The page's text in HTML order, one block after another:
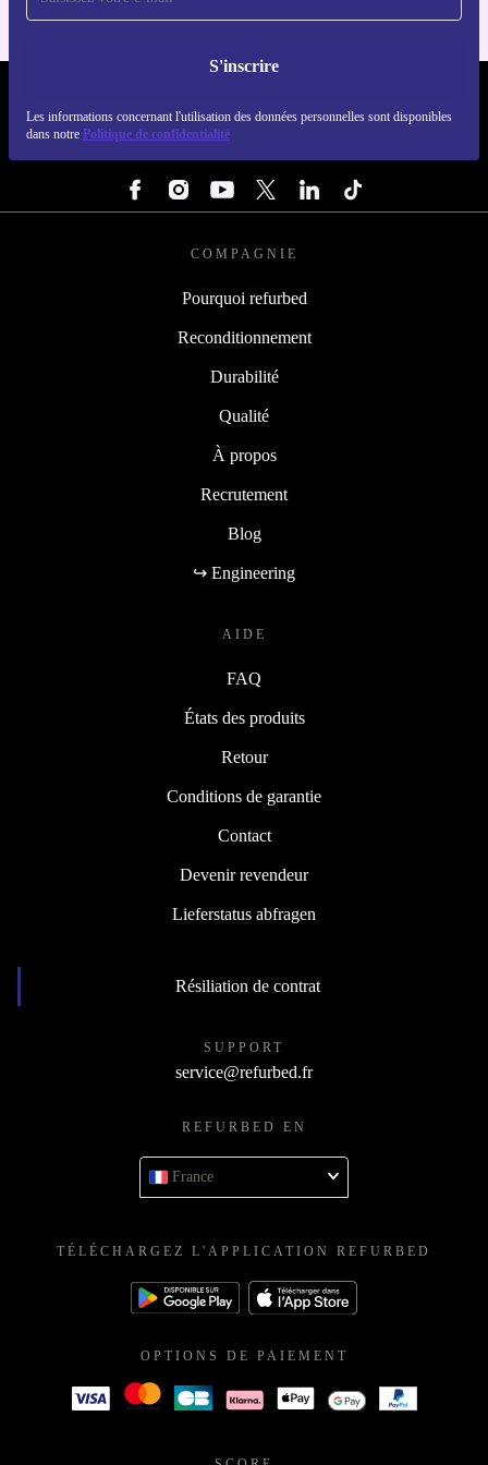
S'inscrire
Les informations concernant l'utilisation des données personnelles sont disponibles
dans notre Politique de confidentialité
COMPAGNIE
Pourquoi refurbed
Reconditionnement
Durabilité
Qualité
À propos
Recrutement
Blog
↪ Engineering
AIDE
FAQ
États des produits
Retour
Conditions de garantie
Contact
Devenir revendeur
Lieferstatus abfragen
Résiliation de contrat
SUPPORT
service@refurbed.fr
REFURBED EN
France
TÉLÉCHARGEZ L'APPLICATION REFURBED
OPTIONS DE PAIEMENT